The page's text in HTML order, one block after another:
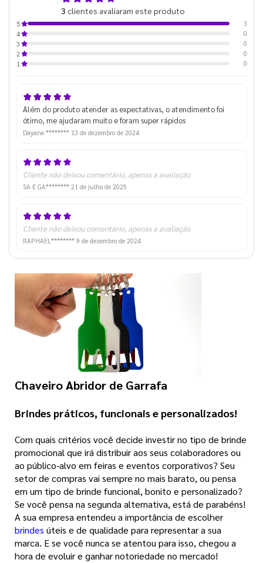
3 clientes avaliaram este produto
5
3
4
0
3
0
2
0
1
0
Além do produto atender as expectativas, o atendimento foi
ótimo, me ajudaram muito e foram super rápidos
Dayane ******** 13 de dezembro de 2024
Cliente não deixou comentário, apenas a avaliação
SA E GA******** 21 de julho de 2025
Cliente não deixou comentário, apenas a avaliação
RAPHAEL******** 9 de dezembro de 2024
Chaveiro Abridor de Garrafa
Brindes práticos, funcionais e personalizados!
Com quais critérios você decide investir no tipo de brinde
promocional que irá distribuir aos seus colaboradores ou
ao público-alvo em feiras e eventos corporativos? Seu
setor de compras vai sempre no mais barato, ou pensa
em um tipo de brinde funcional, bonito e personalizado?
Se você pensa na segunda alternativa, está de parabéns!
A sua empresa entendeu a importância de escolher
brindes úteis e de qualidade para representar a sua
marca. E se você nunca se atentou para isso, chegou a
hora de evoluir e ganhar notoriedade no mercado!